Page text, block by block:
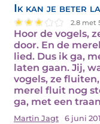
Ik kan je beter
2.8 met
Hoor de vogels,
door. En de
lied. Dus ik ga,
laten gaan. Jij,
vogels, ze
merel fluit nog
ga, met een
Martin Jagt 6 juni